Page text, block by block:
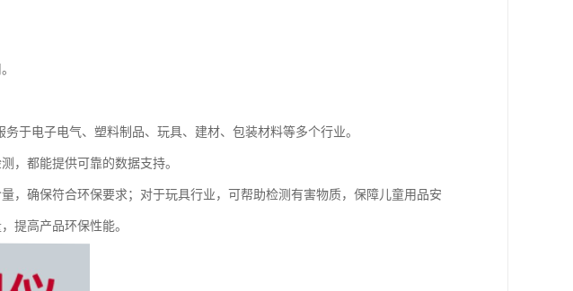
于电子电气、塑料制品、玩具、建材、包装材料等多个行业。
，都能提供可靠的数据支持。
，确保符合环保要求；对于玩具行业，可帮助检测有害物质，保障儿童用品安
提高产品环保性能。